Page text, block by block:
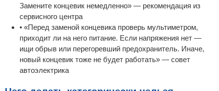
Замените концевик немедленно» — рекомендация из
сервисного центра
• «Перед заменой концевика проверь мультиметром,
приходит ли на него питание. Если напряжения нет —
ищи обрыв или перегоревший предохранитель. Иначе,
новый концевик тоже не будет работать» — совет
автоэлектрика